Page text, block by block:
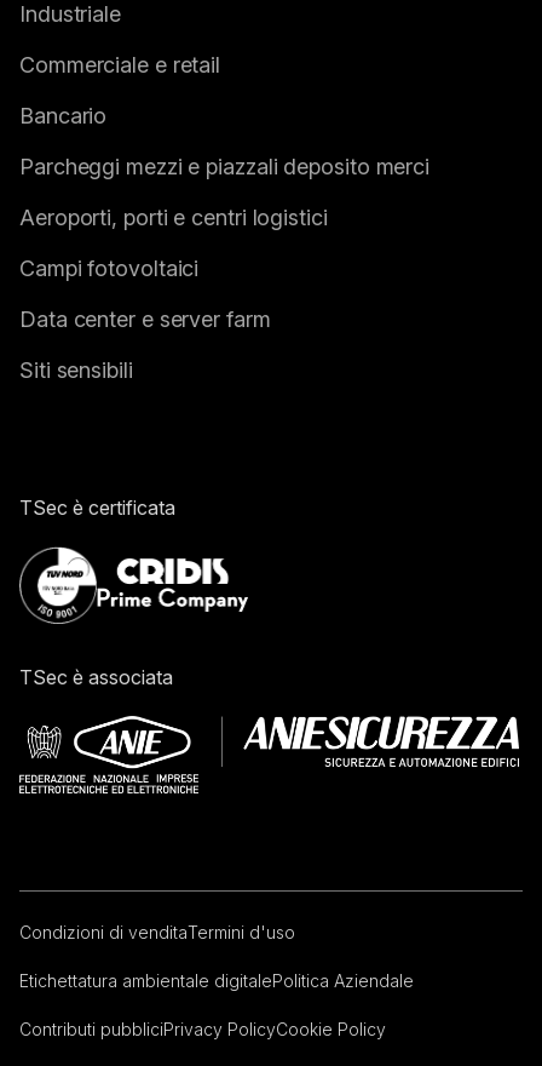
Industriale
Commerciale e retail
Bancario
Parcheggi mezzi e piazzali deposito merci
Aeroporti, porti e centri logistici
Campi fotovoltaici
Data center e server farm
Siti sensibili
TSec è certificata
TSec è associata
Condizioni di venditaTermini d'uso
Etichettatura ambientale digitalePolitica Aziendale
Contributi pubbliciPrivacy PolicyCookie Policy